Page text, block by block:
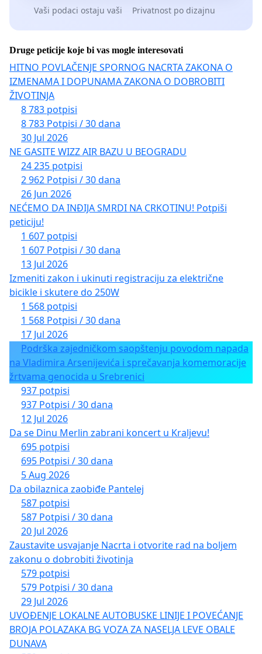
Vaši podaci ostaju vaši Privatnost po dizajnu
Druge peticije koje bi vas mogle interesovati
HITNO POVLAČENJE SPORNOG NACRTA ZAKONA O
IZMENAMA I DOPUNAMA ZAKONA O DOBROBITI
ŽIVOTINJA
8 783 potpisi
8 783 Potpisi / 30 dana
30 Jul 2026
NE GASITE WIZZ AIR BAZU U BEOGRADU
24 235 potpisi
2 962 Potpisi / 30 dana
26 Jun 2026
NEĆEMO DA INĐIJA SMRDI NA CRKOTINU! Potpiši
peticiju!
1 607 potpisi
1 607 Potpisi / 30 dana
13 Jul 2026
Izmeniti zakon i ukinuti registraciju za električne
bicikle i skutere do 250W
1 568 potpisi
1 568 Potpisi / 30 dana
17 Jul 2026
Podrška zajedničkom saopštenju povodom napada
na Vladimira Arsenijevića i sprečavanja komemoracije
žrtvama genocida u Srebrenici
937 potpisi
937 Potpisi / 30 dana
12 Jul 2026
Da se Dinu Merlin zabrani koncert u Kraljevu!
695 potpisi
695 Potpisi / 30 dana
5 Aug 2026
Da obilaznica zaobiđe Pantelej
587 potpisi
587 Potpisi / 30 dana
20 Jul 2026
Zaustavite usvajanje Nacrta i otvorite rad na boljem
zakonu o dobrobiti životinja
579 potpisi
579 Potpisi / 30 dana
29 Jul 2026
UVOĐENJE LOKALNE AUTOBUSKE LINIJE I POVEĆANJE
BROJA POLAZAKA BG VOZA ZA NASELJA LEVE OBALE
DUNAVA